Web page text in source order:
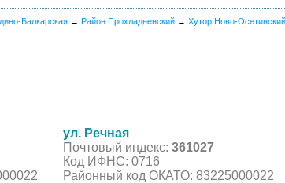
Балкарская → Район Прохладненский → Хутор Ново-Осетинский
ул. Речная
Почтовый индекс: 361027
Код ИФНС: 0716
Районный код ОКАТО: 83225000022